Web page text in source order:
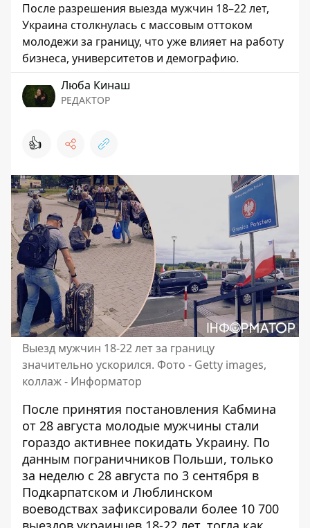
После разрешения выезда мужчин 18–22 лет,
Украина столкнулась с массовым оттоком
молодежи за границу, что уже влияет на работу
бизнеса, университетов и демографию.
Люба Кинаш
РЕДАКТОР
👍
Выезд мужчин 18-22 лет за границу
значительно ускорился. Фото - Getty images,
коллаж - Информатор
После принятия постановления Кабмина
от 28 августа молодые мужчины стали
гораздо активнее покидать Украину. По
данным пограничников Польши, только
за неделю с 28 августа по 3 сентября в
Подкарпатском и Люблинском
воеводствах зафиксировали более 10 700